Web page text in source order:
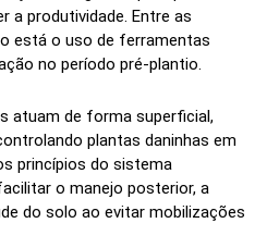
a produtividade. Entre as
está o uso de ferramentas
no período pré-plantio.
atuam de forma superficial,
plantas daninhas em
princípios do sistema
o manejo posterior, a
do solo ao evitar mobilizações